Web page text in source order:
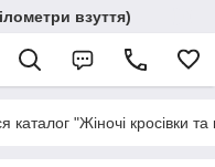
взуття)
каталог "Жіночі кросівки та